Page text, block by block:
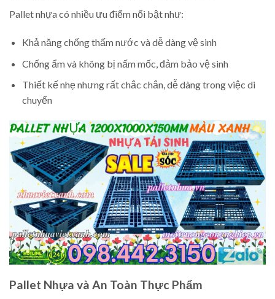
Pallet nhựa có nhiều ưu điểm nổi bật như:
Khả năng chống thấm nước và dễ dàng vệ sinh
Chống ẩm và không bị nấm mốc, đảm bảo vệ sinh
Thiết kế nhẹ nhưng rất chắc chắn, dễ dàng trong việc di
chuyển
Pallet Nhựa và An Toàn Thực Phẩm